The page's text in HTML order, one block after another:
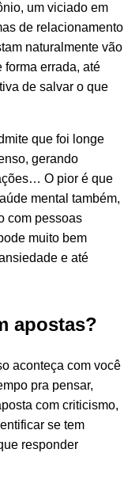
um viciado em
de relacionamento
naturalmente vão
forma errada, até
de salvar o que
que foi longe
gerando
O pior é que
mental também,
com pessoas
muito bem
e até
apostas?
aconteça com você
pra pensar,
com criticismo,
se tem
responder